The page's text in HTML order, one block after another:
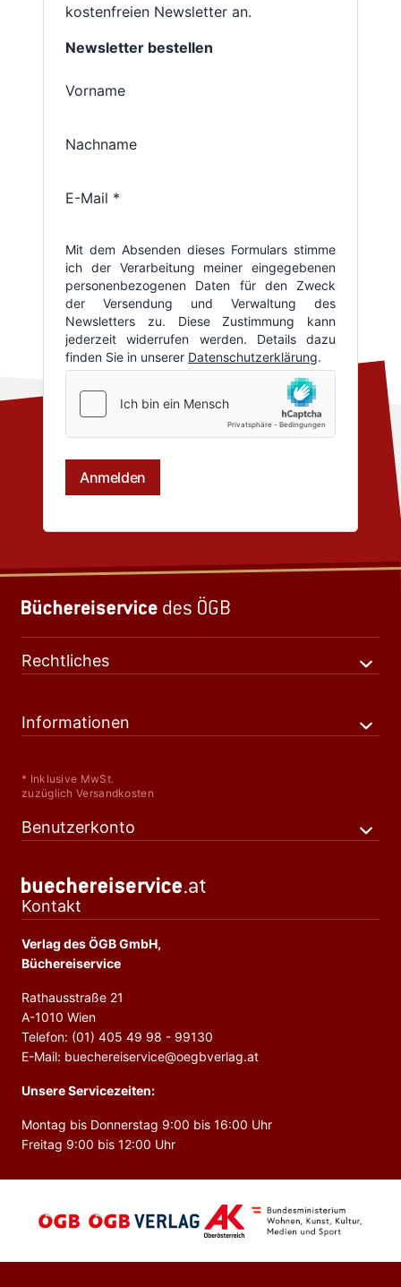
kostenfreien Newsletter an.
Rechtliches
Informationen
* Inklusive MwSt.
zuzüglich Versandkosten
Benutzerkonto
Kontakt
Verlag des ÖGB GmbH,
Büchereiservice
Rathausstraße 21
A-1010 Wien
Telefon: (01) 405 49 98 - 99130
E-Mail: buechereiservice@oegbverlag.at
Unsere Servicezeiten:
Montag bis Donnerstag 9:00 bis 16:00 Uhr
Freitag 9:00 bis 12:00 Uhr